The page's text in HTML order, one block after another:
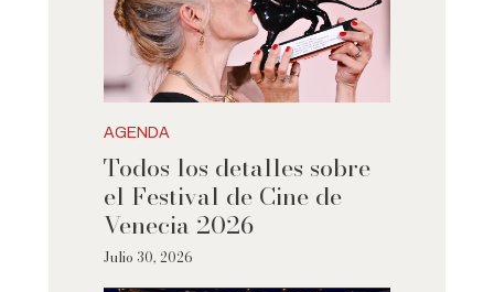
AGENDA
Todos los detalles sobre
el Festival de Cine de
Venecia 2026
Julio 30, 2026